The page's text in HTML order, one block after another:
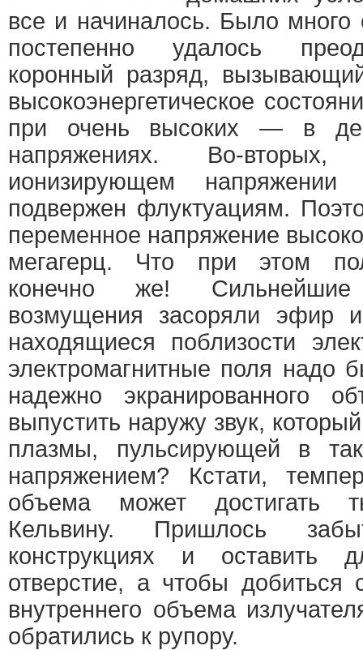
все и начиналось. Было много
постепенно удалось
коронный разряд,
высокоэнергетическое
при очень высоких — в
напряжениях. Во-
ионизирующем
подвержен флуктуациям.
переменное напряжение
мегагерц. Что при этом
конечно же! Сильнейшие
возмущения засоряли эфир
находящиеся поблизости
электромагнитные поля надо
надежно экранированного
выпустить наружу звук,
плазмы, пульсирующей в
напряжением? Кстати,
объема может достигать
Кельвину. Пришлось
конструкциях и оставить
отверстие, а чтобы добиться
внутреннего объема
обратились к рупору.